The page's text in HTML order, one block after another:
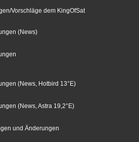
Vorschläge dem KingOfSat
(News)
(News, Hotbird 13°E)
(News, Astra 19,2°E)
und Änderungen